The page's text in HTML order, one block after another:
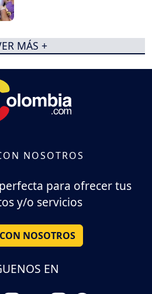
MÁS +
NOSOTROS
para ofrecer tus
y/o servicios
NOSOTROS
EN